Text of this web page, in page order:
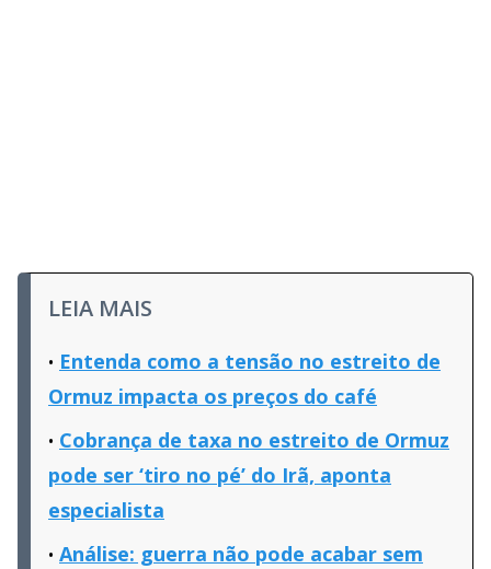
LEIA MAIS
Entenda como a tensão no estreito de
Ormuz impacta os preços do café
Cobrança de taxa no estreito de Ormuz
pode ser ‘tiro no pé’ do Irã, aponta
especialista
Análise: guerra não pode acabar sem